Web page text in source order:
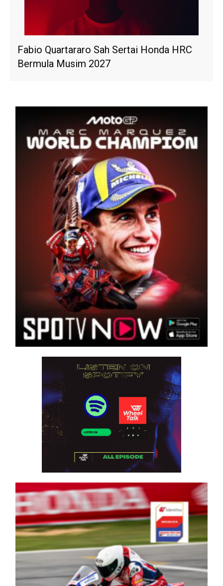
Fabio Quartararo Sah Sertai Honda HRC
Bermula Musim 2027